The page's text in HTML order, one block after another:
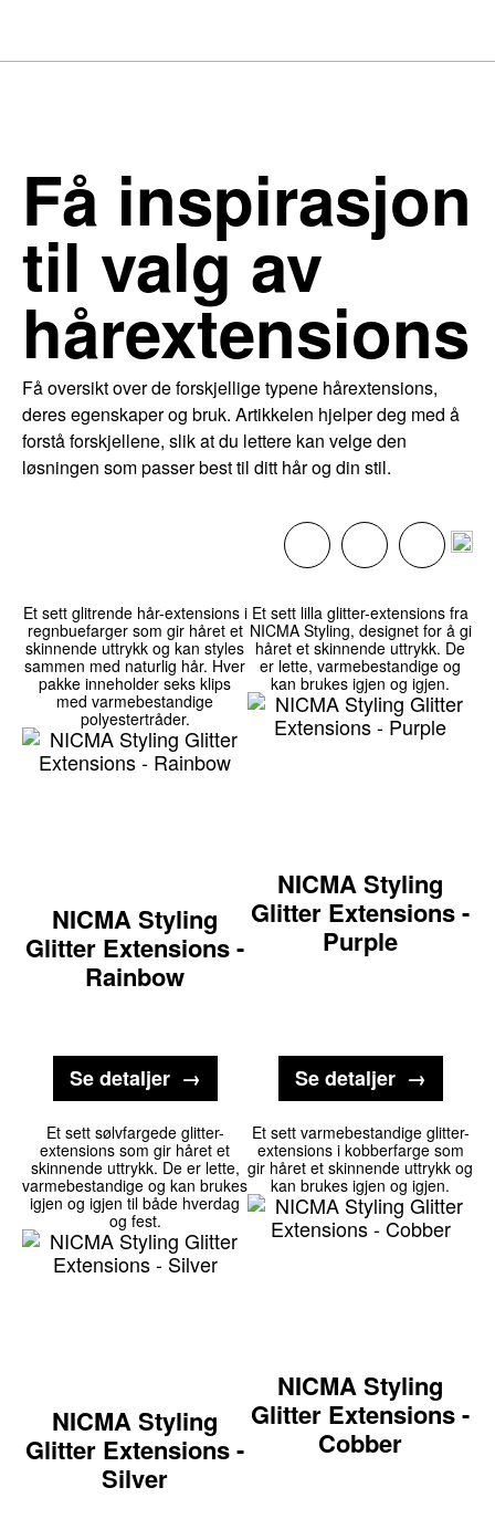
Få inspirasjon
til valg av
hårextensions
Få oversikt over de forskjellige typene hårextensions,
deres egenskaper og bruk. Artikkelen hjelper deg med å
forstå forskjellene, slik at du lettere kan velge den
løsningen som passer best til ditt hår og din stil.
NICMA Styling
Glitter Extensions -
Rainbow
Et sett glitrende hår-extensions i
regnbuefarger som gir håret et
skinnende uttrykk og kan styles
sammen med naturlig hår. Hver
pakke inneholder seks klips
med varmebestandige
polyestertråder.
Se detaljer
NICMA Styling
Glitter Extensions -
Purple
Et sett lilla glitter-extensions fra
NICMA Styling, designet for å gi
håret et skinnende uttrykk. De
er lette, varmebestandige og
kan brukes igjen og igjen.
Se detaljer
NICMA Styling
Glitter Extensions -
Silver
Et sett sølvfargede glitter-
extensions som gir håret et
skinnende uttrykk. De er lette,
varmebestandige og kan brukes
igjen og igjen til både hverdag
og fest.
NICMA Styling
Glitter Extensions -
Cobber
Et sett varmebestandige glitter-
extensions i kobberfarge som
gir håret et skinnende uttrykk og
kan brukes igjen og igjen.